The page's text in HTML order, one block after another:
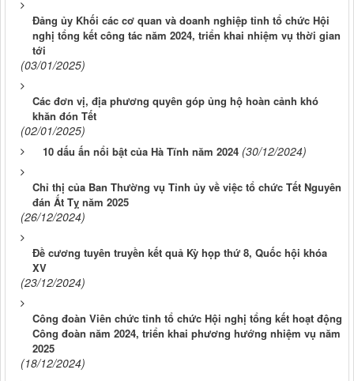
Đảng ủy Khối các cơ quan và doanh nghiệp tỉnh tổ chức Hội
nghị tổng kết công tác năm 2024, triển khai nhiệm vụ thời gian
tới
(03/01/2025)
Các đơn vị, địa phương quyên góp ủng hộ hoàn cảnh khó
khăn đón Tết
(02/01/2025)
10 dấu ấn nổi bật của Hà Tĩnh năm 2024 (30/12/2024)
Chỉ thị của Ban Thường vụ Tỉnh ủy về việc tổ chức Tết Nguyên
đán Ất Tỵ năm 2025
(26/12/2024)
Đề cương tuyên truyền kết quả Kỳ họp thứ 8, Quốc hội khóa
XV
(23/12/2024)
Công đoàn Viên chức tỉnh tổ chức Hội nghị tổng kết hoạt động
Công đoàn năm 2024, triển khai phương hướng nhiệm vụ năm
2025
(18/12/2024)